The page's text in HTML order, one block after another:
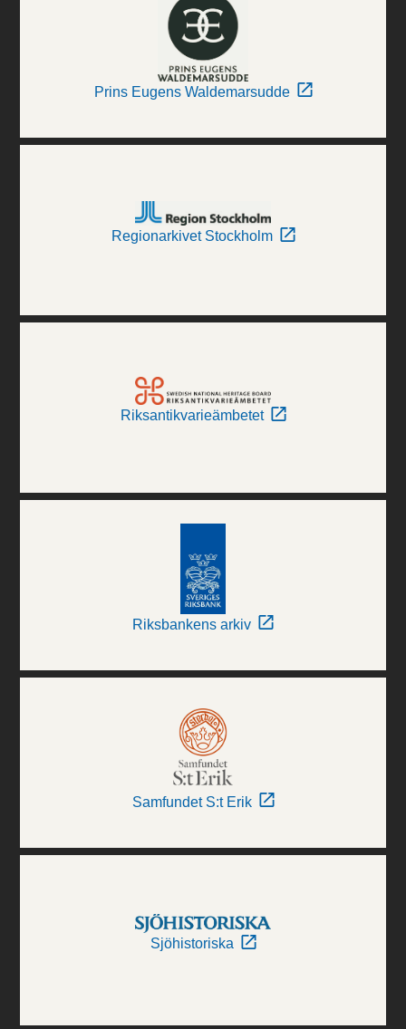
Prins Eugens Waldemarsudde
Regionarkivet Stockholm
Riksantikvarieämbetet
Riksbankens arkiv
Samfundet S:t Erik
Sjöhistoriska